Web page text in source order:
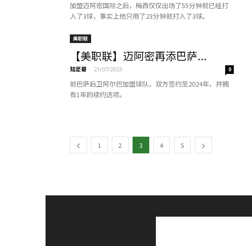
加盟迈阿密国际之后，梅西仅仅出场了55分钟就已经打
入了3球，事实上他只用了23分钟就打入了3球。
美职联
【美职联】迈阿密再添巴萨...
知足哥 - 21/07/2023 0
前巴萨后卫阿尔巴加盟球队，双方签约至2024年，并拥
有1年的续约选项。
1 2 3 4 5